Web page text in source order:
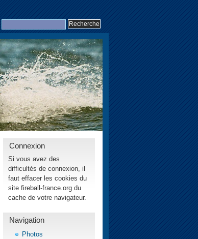
Connexion
Si vous avez des
difficultés de connexion, il
faut effacer les cookies du
site fireball-france.org du
cache de votre navigateur.
Navigation
Photos